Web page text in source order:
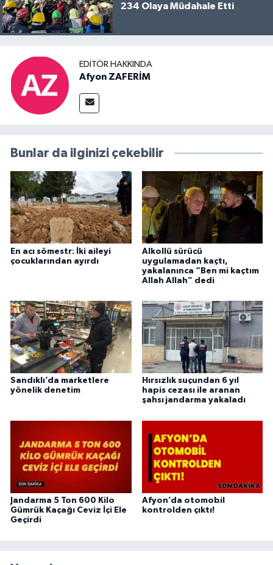
234 Olaya Müdahale Etti
EDITÖR HAKKINDA
Afyon ZAFERİM
Bunlar da ilginizi çekebilir
En acı sömestr: İki aileyi
çocuklarından ayırdı
Alkollü sürücü
uygulamadan kaçtı,
yakalanınca “Ben mi kaçtım
Allah Allah” dedi
Sandıklı’da marketlere
yönelik denetim
Hırsızlık suçundan 6 yıl
hapis cezası ile aranan
şahsı jandarma yakaladı
Jandarma 5 Ton 600 Kilo
Gümrük Kaçağı Ceviz İçi Ele
Geçirdi
Afyon’da otomobil
kontrolden çıktı!